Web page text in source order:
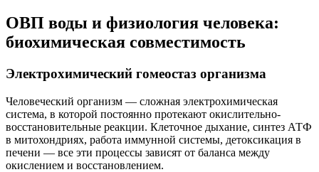
ОВП воды и физиология человека:
биохимическая совместимость
Электрохимический гомеостаз организма
Человеческий организм — сложная электрохимическая
система, в которой постоянно протекают окислительно-
восстановительные реакции. Клеточное дыхание, синтез АТФ
в митохондриях, работа иммунной системы, детоксикация в
печени — все эти процессы зависят от баланса между
окислением и восстановлением.